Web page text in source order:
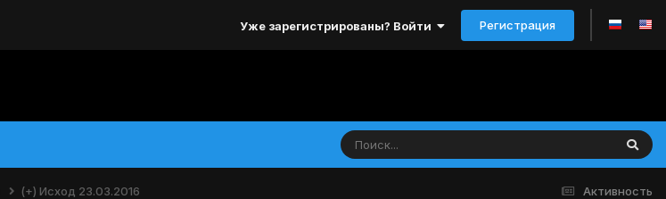
Уже зарегистрированы? Войти Регистрация
Активность
(+) Исход 23.03.2016